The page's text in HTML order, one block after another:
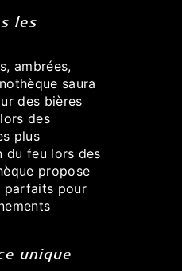
les
ambrées,
saura
des bières
des
plus
du feu lors des
propose
parfaits pour
unique